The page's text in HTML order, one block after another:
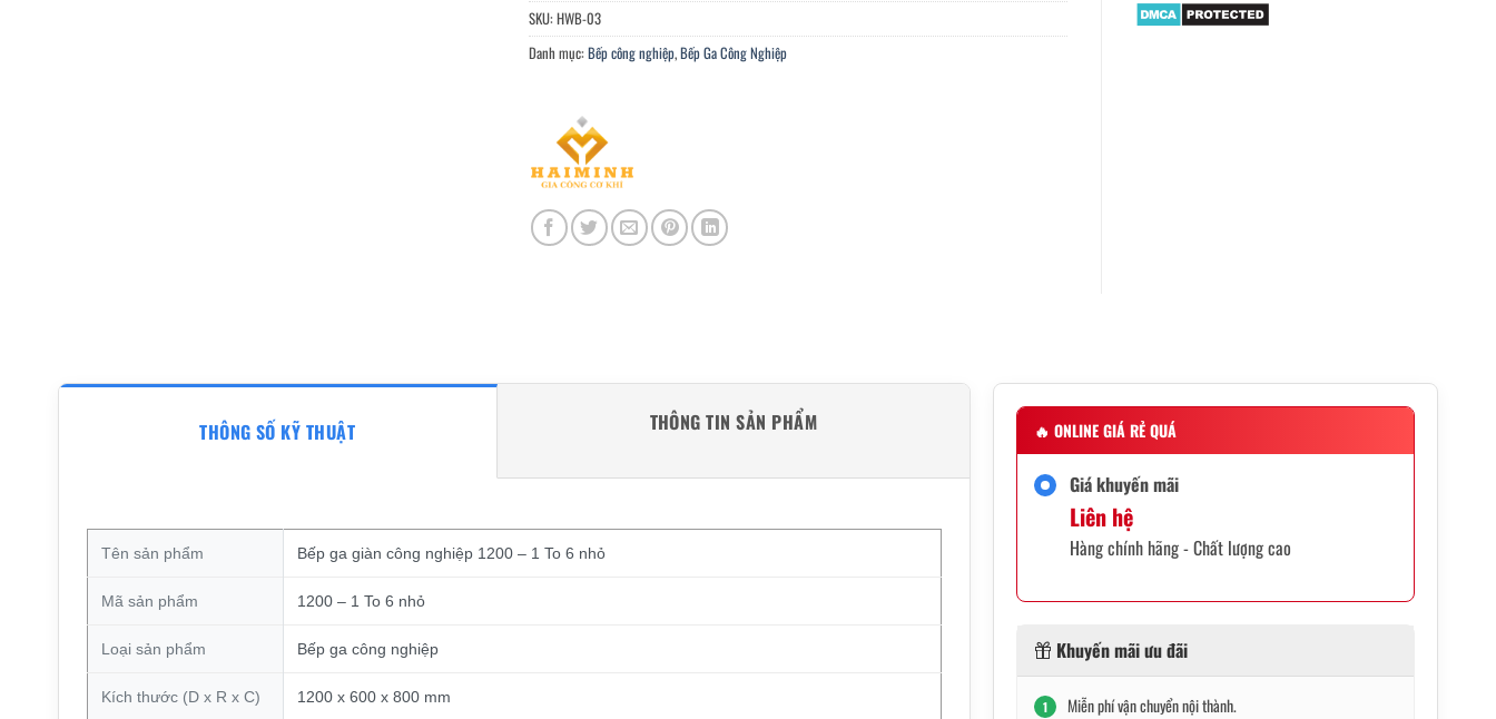
SKU:HWB-03
Danh mục:Bếp công nghiệp,Bếp Ga Công Nghiệp
THÔNG SỐ KỸ THUẬT THÔNG TIN SẢN PHẨM
Tên sản phẩm Bếp ga giàn công nghiệp 1200 – 1 To 6 nhỏ
Mã sản phẩm 1200 – 1 To 6 nhỏ
Loại sản phẩm Bếp ga công nghiệp
Kích thước (D x R x C) 1200 x 600 x 800 mm
🔥 ONLINE GIÁ RẺ QUÁ
Giá khuyến mãi
Liên hệ
Hàng chính hãng - Chất lượng cao
Khuyến mãi ưu đãi
1 Miễn phí vận chuyển nội thành.